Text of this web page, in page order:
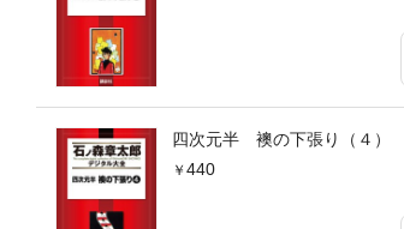
四次元半 襖の下張り（４）
440